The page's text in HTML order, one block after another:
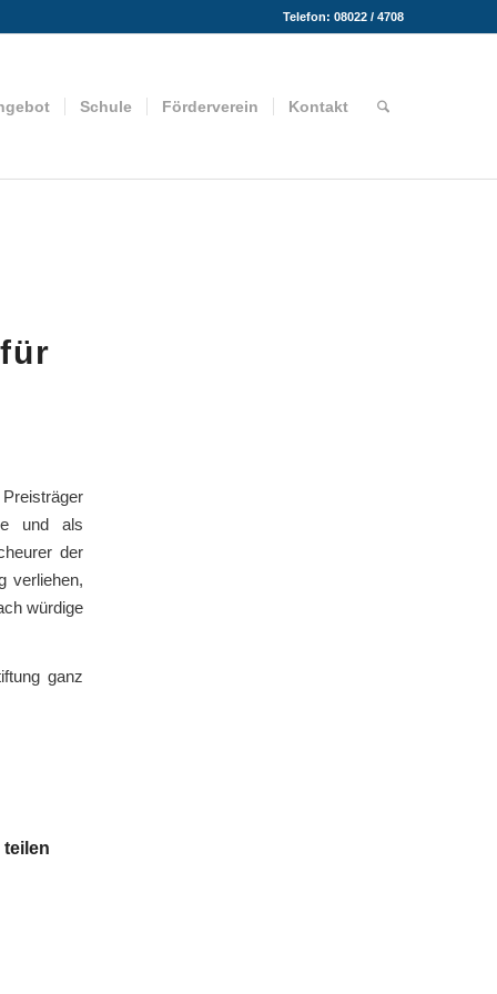
Telefon: 08022 / 4708
Schule Förderverein Kontakt
und als
der
verliehen,
würdige
ganz